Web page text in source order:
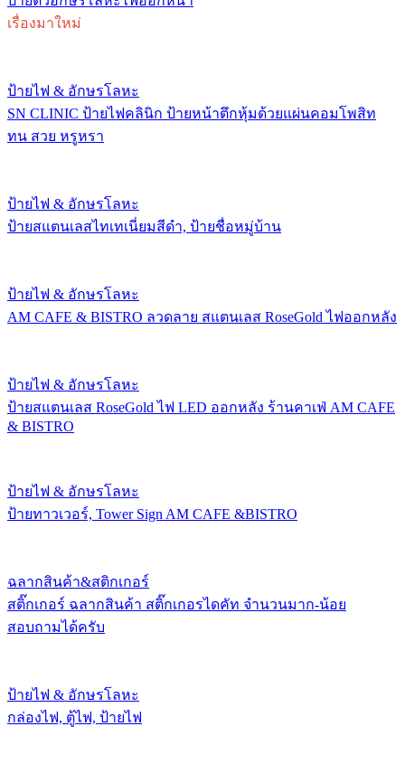
เรื่องมาใหม่
ป้ายไฟ & อักษรโลหะ
SN CLINIC ป้ายไฟคลินิก ป้ายหน้าตึกหุ้มด้วยแผ่นคอมโพสิท
ทน สวย หรูหรา
ป้ายไฟ & อักษรโลหะ
ป้ายสแตนเลสไทเทเนี่ยมสีดำ, ป้ายชื่อหมู่บ้าน
ป้ายไฟ & อักษรโลหะ
AM CAFE & BISTRO ลวดลาย สแตนเลส RoseGold ไฟออกหลัง
ป้ายไฟ & อักษรโลหะ
ป้ายสแตนเลส RoseGold ไฟ LED ออกหลัง ร้านคาเฟ่ AM CAFE
& BISTRO
ป้ายไฟ & อักษรโลหะ
ป้ายทาวเวอร์, Tower Sign AM CAFE &BISTRO
ฉลากสินค้า&สติกเกอร์
สติ๊กเกอร์ ฉลากสินค้า สติ๊กเกอรไดคัท จำนวนมาก-น้อย
สอบถามได้ครับ
ป้ายไฟ & อักษรโลหะ
กล่องไฟ, ตู้ไฟ, ป้ายไฟ